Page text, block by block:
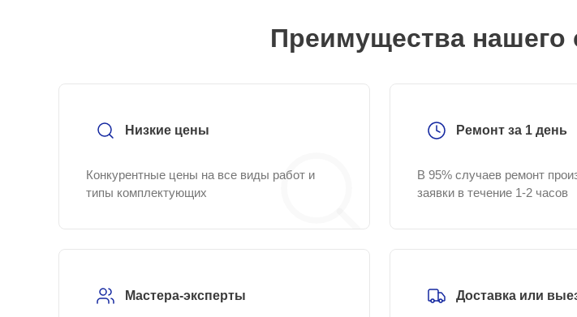
Преимущества нашего
Низкие цены
Конкурентные цены на все виды работ и
типы комплектующих
Ремонт за 1 день
В 95% случаев ремонт
заявки в течение 1-2 часов
Мастера-эксперты Доставка или